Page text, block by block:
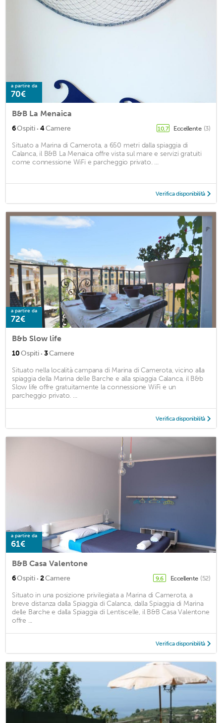
a partire da
70€
B&B La Menaica
6Ospiti · 4Camere 10,7 Eccellente (3)
Situato a Marina di Camerota, a 650 metri dalla spiaggia di
Calanca, il B&B La Menaica offre vista sul mare e servizi gratuiti
come connessione WiFi e parcheggio privato. ...
Verifica disponibilità
a partire da
72€
B&b Slow life
10Ospiti · 3Camere
Situato nella località campana di Marina di Camerota, vicino alla
spiaggia della Marina delle Barche e alla spiaggia Calanca, il B&b
Slow life offre gratuitamente la connessione WiFi e un
parcheggio privato. ...
Verifica disponibilità
a partire da
61€
B&B Casa Valentone
6Ospiti · 2Camere 9,6 Eccellente (52)
Situato in una posizione privilegiata a Marina di Camerota, a
breve distanza dalla Spiaggia di Calanca, dalla Spiaggia di Marina
delle Barche e dalla Spiaggia di Lentiscelle, il B&B Casa Valentone
offre ...
Verifica disponibilità